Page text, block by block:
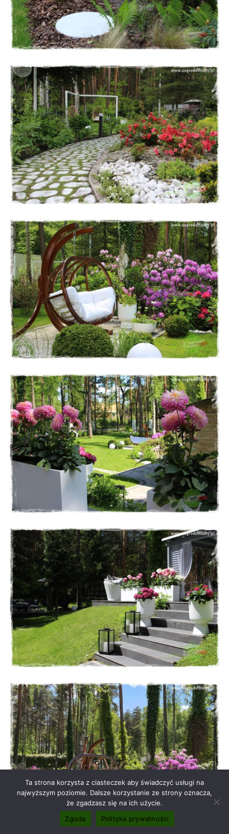
Ta strona korzysta z ciasteczek aby świadczyć usługi na
najwyższym poziomie. Dalsze korzystanie ze strony oznacza,
że zgadzasz się na ich użycie.
Zgoda
Polityka prywatności